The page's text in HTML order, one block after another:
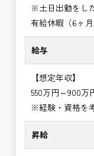
※土日出勤をし
有給休暇（6ヶ
給与
【想定年収】
550万円～900万
※経験・資格を
昇給